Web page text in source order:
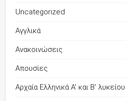
Uncategorized
Αγγλικά
Ανακοινώσεις
Απουσίες
Αρχαία Ελληνικά Α' και Β' λυκείου